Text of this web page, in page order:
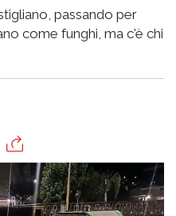
passando per
come funghi, ma c'è chi